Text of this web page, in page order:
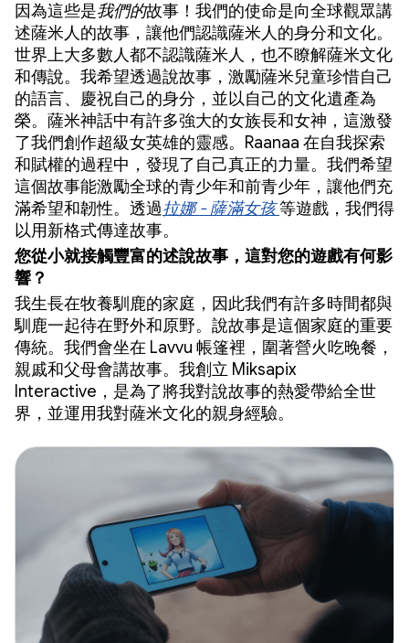
因為這些是我們的故事！我們的使命是向全球觀眾講
述薩米人的故事，讓他們認識薩米人的身分和文化。
世界上大多數人都不認識薩米人，也不瞭解薩米文化
和傳說。我希望透過說故事，激勵薩米兒童珍惜自己
的語言、慶祝自己的身分，並以自己的文化遺產為
榮。薩米神話中有許多強大的女族長和女神，這激發
了我們創作超級女英雄的靈感。Raanaa 在自我探索
和賦權的過程中，發現了自己真正的力量。我們希望
這個故事能激勵全球的青少年和前青少年，讓他們充
滿希望和韌性。透過拉娜 - 薩滿女孩等遊戲，我們得
以用新格式傳達故事。
您從小就接觸豐富的述說故事，這對您的遊戲有何影
響？
我生長在牧養馴鹿的家庭，因此我們有許多時間都與
馴鹿一起待在野外和原野。說故事是這個家庭的重要
傳統。我們會坐在 Lavvu 帳篷裡，圍著營火吃晚餐，
親戚和父母會講故事。我創立 Miksapix
Interactive，是為了將我對說故事的熱愛帶給全世
界，並運用我對薩米文化的親身經驗。